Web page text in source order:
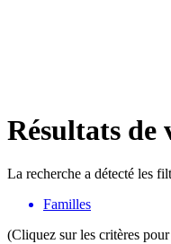
Résultats de
La recherche a détecté les
Familles
(Cliquez sur les critères